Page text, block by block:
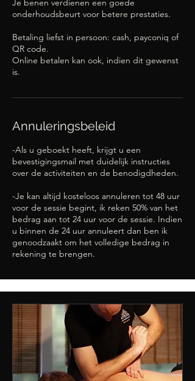
Je benen verdienen een goede
onderhoudsbeurt voor betere prestaties.
Betaling liefst in persoon: cash, payconiq of
QR code.
Online betalen kan ook, indien dit gewenst
is.
Annuleringsbeleid
-Als u geboekt heeft, krijgt u een
bevestigingsmail met duidelijk instructies
over de activiteiten en de benodigdheden.
-Je kan altijd kosteloos annuleren tot 48 uur
voor de sessie begint, ik reken 50% van het
bedrag aan tot 24 uur voor de sessie. Indien
u binnen de 24 uur annuleert dan ben ik
genoodzaakt om het volledige bedrag in